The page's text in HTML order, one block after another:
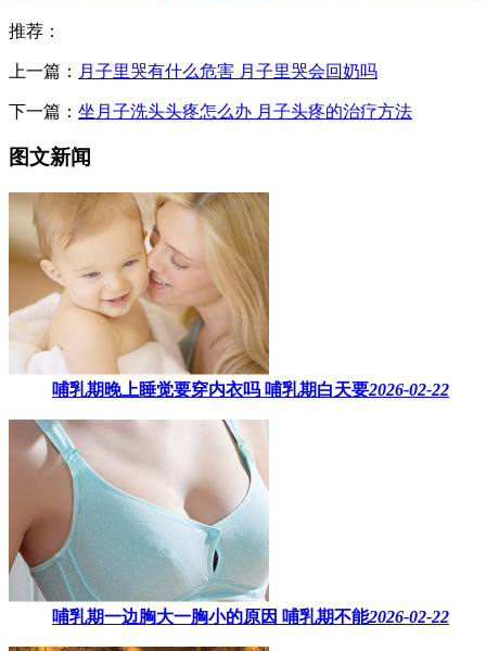
推荐：
上一篇： 月子里哭有什么危害 ​月子里哭会回奶吗
下一篇： 坐月子洗头头疼怎么办 ​月子头疼的治疗方法
图文新闻
哺乳期晚上睡觉要穿内衣吗​ 哺乳期白天要2026-02-22
哺乳期一边胸大一胸小的原因​ 哺乳期不能2026-02-22